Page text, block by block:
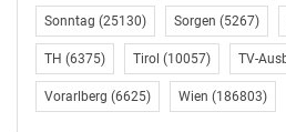
Amt der NÖ Landesregierung,
Öffentlichkeitsarbeit
Mag. Ing. Johannes Seiter
Telefon: 02742/9005-12174
E-Mail: presse@noel.gv.at
Sonntag (25130) Sorgen (5267)
TH (6375) Tirol (10057) TV-
Vorarlberg (6625) Wien (186803)